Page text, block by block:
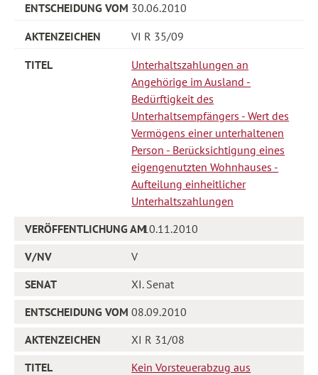
30.06.2010
VI R 35/09
Unterhaltszahlungen an
Angehörige im Ausland -
Bedürftigkeit des
Unterhaltsempfängers - Wert des
Vermögens einer unterhaltenen
Person - Berücksichtigung eines
eigengenutzten Wohnhauses -
Aufteilung einheitlicher
Unterhaltszahlungen
10.11.2010
V
XI. Senat
08.09.2010
XI R 31/08
Kein Vorsteuerabzug aus